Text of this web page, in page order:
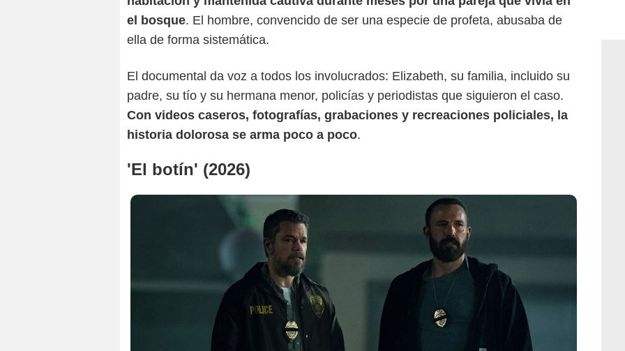
el bosque. El hombre, convencido de ser una especie de profeta, abusaba de
ella de forma sistemática.
El documental da voz a todos los involucrados: Elizabeth, su familia, incluido su
padre, su tío y su hermana menor, policías y periodistas que siguieron el caso.
Con videos caseros, fotografías, grabaciones y recreaciones policiales, la
historia dolorosa se arma poco a poco.
'El botín' (2026)